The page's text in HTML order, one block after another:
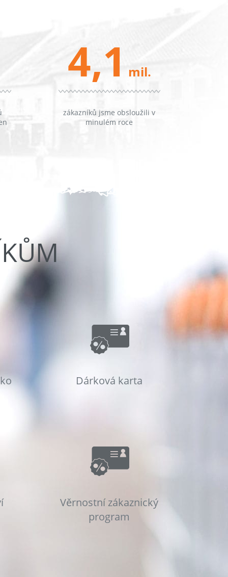
4,1 mil.
zákazníků jsme obsloužili v
minulém roce
Dárková karta
Věrnostní zákaznický
program